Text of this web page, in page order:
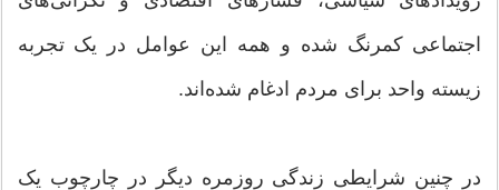
اجتماعی کمرنگ شده و همه این عوامل در یک تجربه
زیسته واحد برای مردم ادغام شده‌اند.
در چنین شرایطی زندگی روزمره دیگر در چارچوب یک